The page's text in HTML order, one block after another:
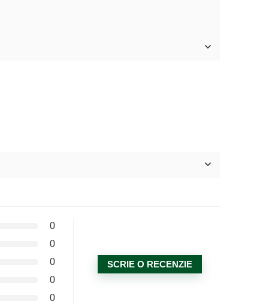
0
0
0
0
0
SCRIE O RECENZIE